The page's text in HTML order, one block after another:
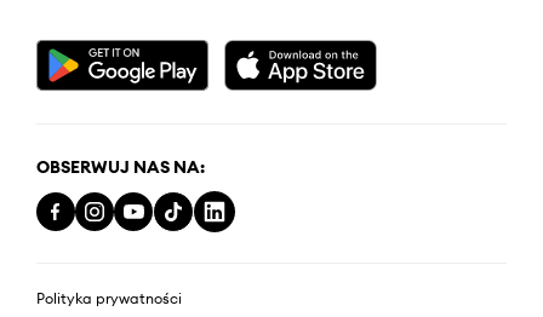
OBSERWUJ NAS NA:
Polityka prywatności